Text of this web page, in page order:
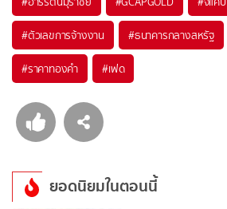
#ตัวเลขการจ้างงาน #ธนาคารกลางสหรัฐ
#ราคาทองคำ #เฟด
ยอดนิยมในตอนนี้